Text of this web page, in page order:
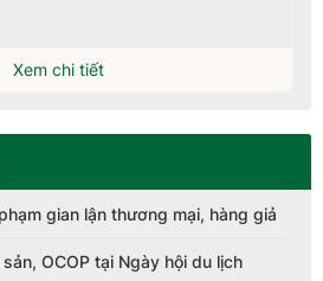
Xem chi tiết
gian lận thương mại, hàng giả
OCOP tại Ngày hội du lịch